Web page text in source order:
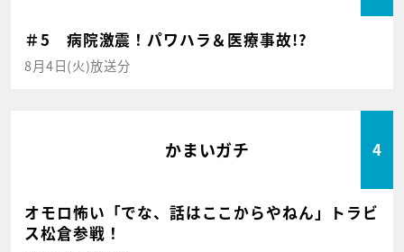
＃5 病院激震！パワハラ＆医療事故!?
8月4日(火)放送分
かまいガチ 4
オモロ怖い「でな、話はここからやねん」トラビ
ス松倉参戦！